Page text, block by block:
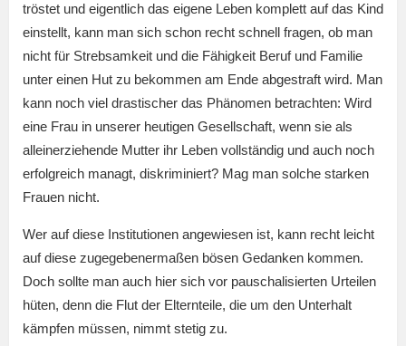
tröstet und eigentlich das eigene Leben komplett auf das Kind
einstellt, kann man sich schon recht schnell fragen, ob man
nicht für Strebsamkeit und die Fähigkeit Beruf und Familie
unter einen Hut zu bekommen am Ende abgestraft wird. Man
kann noch viel drastischer das Phänomen betrachten: Wird
eine Frau in unserer heutigen Gesellschaft, wenn sie als
alleinerziehende Mutter ihr Leben vollständig und auch noch
erfolgreich managt, diskriminiert? Mag man solche starken
Frauen nicht.
Wer auf diese Institutionen angewiesen ist, kann recht leicht
auf diese zugegebenermaßen bösen Gedanken kommen.
Doch sollte man auch hier sich vor pauschalisierten Urteilen
hüten, denn die Flut der Elternteile, die um den Unterhalt
kämpfen müssen, nimmt stetig zu.